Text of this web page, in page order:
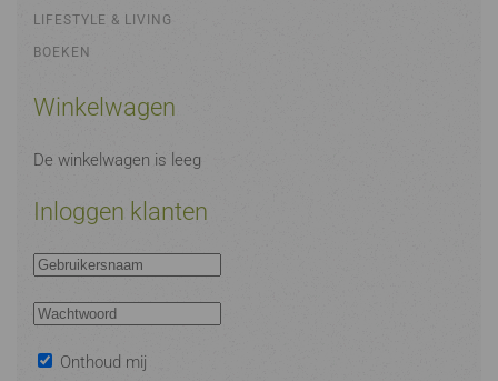
LIFESTYLE & LIVING
BOEKEN
Winkelwagen
De winkelwagen is leeg
Inloggen klanten
Onthoud mij